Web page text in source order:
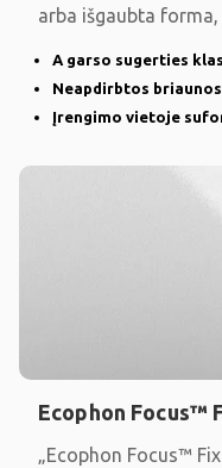
arba išgaubta
A garso sugerties
Neapdirbtos briaunos
Įrengimo vietoje
Ecophon Focus™
„Ecophon Focus™